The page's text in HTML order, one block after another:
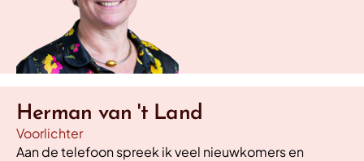
Herman van 't Land
Voorlichter
Aan de telefoon spreek ik veel nieuwkomers en